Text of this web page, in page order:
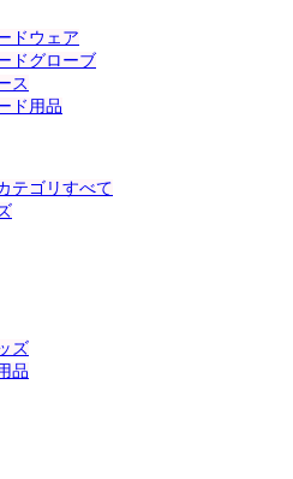
ドウェア
ドグローブ
ス
ド用品
テゴリすべて
ズ
品